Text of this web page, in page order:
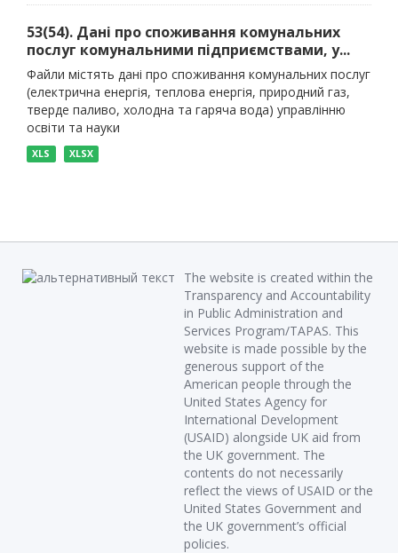
53(54). Дані про споживання комунальних
послуг комунальними підприємствами, у...
Файли містять дані про споживання комунальних послуг
(електрична енергія, теплова енергія, природний газ,
тверде паливо, холодна та гаряча вода) управлінню
освіти та науки
XLS XLSX
The website is created within the
Transparency and Accountability
in Public Administration and
Services Program/TAPAS. This
website is made possible by the
generous support of the
American people through the
United States Agency for
International Development
(USAID) alongside UK aid from
the UK government. The
contents do not necessarily
reflect the views of USAID or the
United States Government and
the UK government’s official
policies.